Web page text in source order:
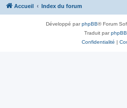
Accueil Index du forum
Développé parphpBB® Forum
Traduit par
Confidentialité |